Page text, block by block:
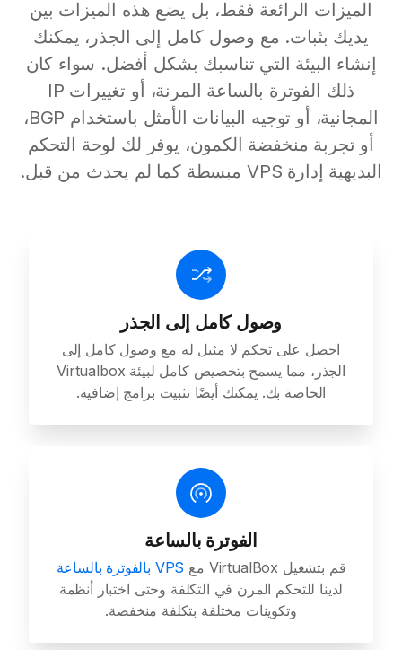
الميزات الرائعة فقط، بل يضع هذه الميزات بين
يديك بثبات. مع وصول كامل إلى الجذر، يمكنك
إنشاء البيئة التي تناسبك بشكل أفضل. سواء كان
ذلك الفوترة بالساعة المرنة، أو تغييرات IP
المجانية، أو توجيه البيانات الأمثل باستخدام BGP،
أو تجربة منخفضة الكمون، يوفر لك لوحة التحكم
البديهية إدارة VPS مبسطة كما لم يحدث من قبل.
وصول كامل إلى الجذر
احصل على تحكم لا مثيل له مع وصول كامل إلى
الجذر، مما يسمح بتخصيص كامل لبيئة Virtualbox
الخاصة بك. يمكنك أيضًا تثبيت برامج إضافية.
الفوترة بالساعة
قم بتشغيل VirtualBox مع
VPS بالفوترة بالساعة
لدينا للتحكم المرن في التكلفة وحتى اختبار أنظمة
وتكوينات مختلفة بتكلفة منخفضة.